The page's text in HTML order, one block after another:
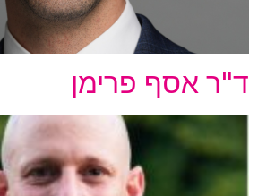
ד"ר אסף פרימן